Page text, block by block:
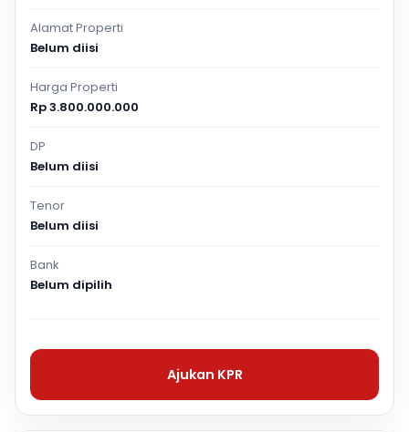
Alamat Properti
Belum diisi
Harga Properti
Rp 3.800.000.000
DP
Belum diisi
Tenor
Belum diisi
Bank
Belum dipilih
Ajukan KPR